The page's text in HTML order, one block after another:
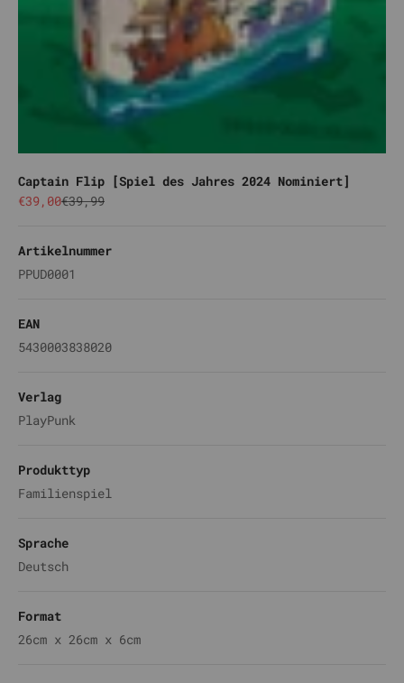
Captain Flip [Spiel des Jahres 2024 Nominiert]
Angebot
€39,00Regulärer Preis
€39,99
Artikelnummer
PPUD0001
EAN
5430003838020
Verlag
PlayPunk
Produkttyp
Familienspiel
Sprache
Deutsch
Format
26cm x 26cm x 6cm